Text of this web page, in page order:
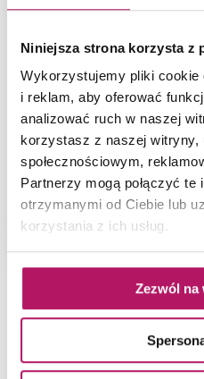
Niniejsza strona korzysta z
Wykorzystujemy pliki cookie
i reklam, aby oferować
analizować ruch w naszej
korzystasz z naszej witryny,
społecznościowym,
Partnerzy mogą połączyć
otrzymanymi od Ciebie lub
korzystania z ich usług.
Zezwól na
Omnires Darling
Zestaw prysznicowy
z baterią, chrom
1 573,20 PLN
-6% od 1 681,30 PLN najniższa
ZOBACZ PRODUKT
Dostępność: na
NAJNOWSZE